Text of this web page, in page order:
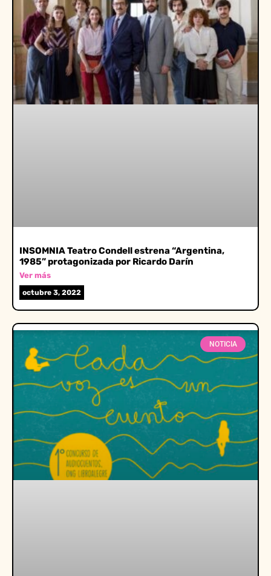
INSOMNIA Teatro Condell estrena “Argentina,
1985” protagonizada por Ricardo Darín
Ver más
octubre 3, 2022
NOTICIA